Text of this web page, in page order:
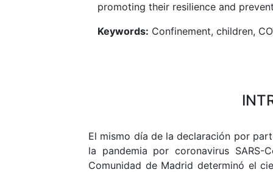
promoting their resilience and
Keywords: Confinement, children,
El mismo día de la declaración por
la pandemia por coronavirus
Comunidad de Madrid determinó el